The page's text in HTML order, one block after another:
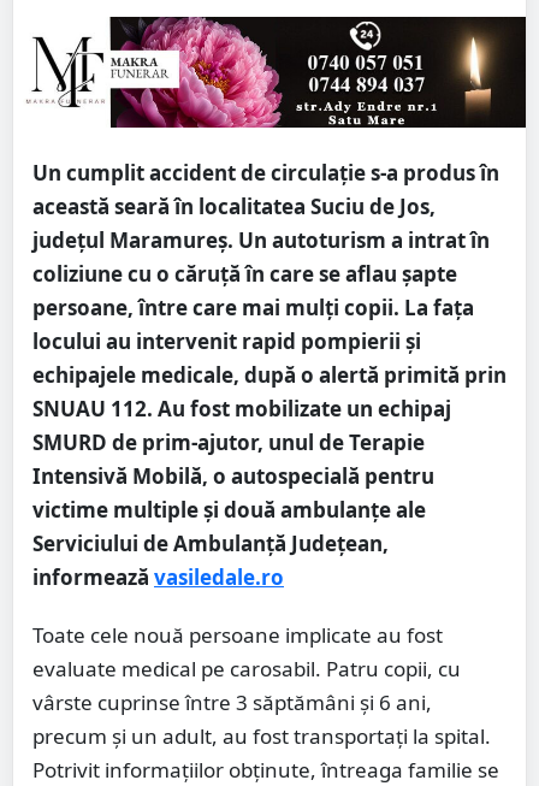
Un cumplit accident de circulație s-a produs în
această seară în localitatea Suciu de Jos,
județul Maramureș. Un autoturism a intrat în
coliziune cu o căruță în care se aflau șapte
persoane, între care mai mulți copii. La fața
locului au intervenit rapid pompierii și
echipajele medicale, după o alertă primită prin
SNUAU 112. Au fost mobilizate un echipaj
SMURD de prim-ajutor, unul de Terapie
Intensivă Mobilă, o autospecială pentru
victime multiple și două ambulanțe ale
Serviciului de Ambulanță Județean,
informează vasiledale.ro
Toate cele nouă persoane implicate au fost
evaluate medical pe carosabil. Patru copii, cu
vârste cuprinse între 3 săptămâni și 6 ani,
precum și un adult, au fost transportați la spital.
Potrivit informațiilor obținute, întreaga familie se